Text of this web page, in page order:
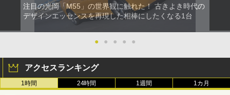
注目の光岡「M55」の世界観に触れた！ 古きよき時代の
デザインエッセンスを再現した相棒にしたくなる1台
● ● ● ● ●
アクセスランキング
1時間 24時間 1週間 1カ月